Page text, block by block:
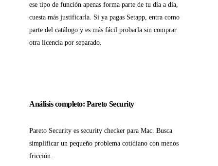
ese tipo de función apenas forma parte de tu día a día,
cuesta más justificarla. Si ya pagas Setapp, entra como
parte del catálogo y es más fácil probarla sin comprar
otra licencia por separado.
Análisis completo: Pareto Security
Pareto Security es security checker para Mac. Busca
simplificar un pequeño problema cotidiano con menos
fricción.